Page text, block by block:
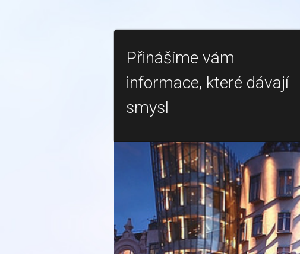
Přinášíme vám
informace, které dávají
smysl